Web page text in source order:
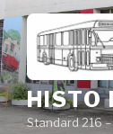
Aller
au
contenu
principal
HISTO
Standard 216